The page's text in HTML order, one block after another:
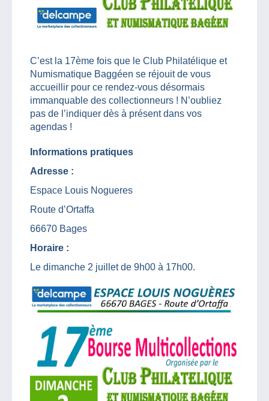
C’est la 17ème fois que le Club Philatélique et
Numismatique Baggéen se réjouit de vous
accueillir pour ce rendez-vous désormais
immanquable des collectionneurs ! N’oubliez
pas de l’indiquer dès à présent dans vos
agendas !
Informations pratiques
Adresse :
Espace Louis Nogueres
Route d’Ortaffa
66670 Bages
Horaire :
Le dimanche 2 juillet de 9h00 à 17h00.